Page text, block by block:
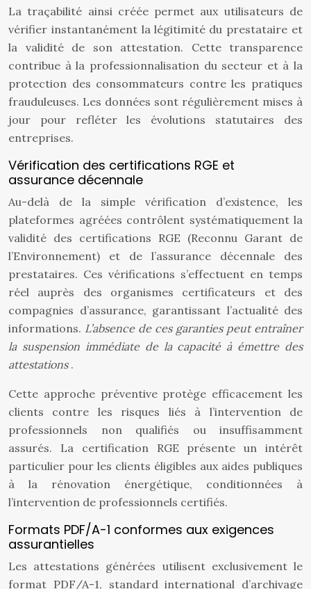
La traçabilité ainsi créée permet aux utilisateurs de
vérifier instantanément la légitimité du prestataire et
la validité de son attestation. Cette transparence
contribue à la professionnalisation du secteur et à la
protection des consommateurs contre les pratiques
frauduleuses. Les données sont régulièrement mises à
jour pour refléter les évolutions statutaires des
entreprises.
Vérification des certifications RGE et
assurance décennale
Au-delà de la simple vérification d’existence, les
plateformes agréées contrôlent systématiquement la
validité des certifications RGE (Reconnu Garant de
l’Environnement) et de l’assurance décennale des
prestataires. Ces vérifications s’effectuent en temps
réel auprès des organismes certificateurs et des
compagnies d’assurance, garantissant l’actualité des
informations. L’absence de ces garanties peut entraîner
la suspension immédiate de la capacité à émettre des
attestations .
Cette approche préventive protège efficacement les
clients contre les risques liés à l’intervention de
professionnels non qualifiés ou insuffisamment
assurés. La certification RGE présente un intérêt
particulier pour les clients éligibles aux aides publiques
à la rénovation énergétique, conditionnées à
l’intervention de professionnels certifiés.
Formats PDF/A-1 conformes aux exigences
assurantielles
Les attestations générées utilisent exclusivement le
format PDF/A-1, standard international d’archivage